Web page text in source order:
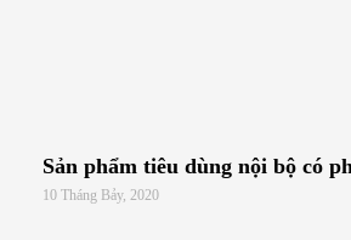
Sản phẩm tiêu dùng nội bộ có
10 Tháng Bảy, 2020